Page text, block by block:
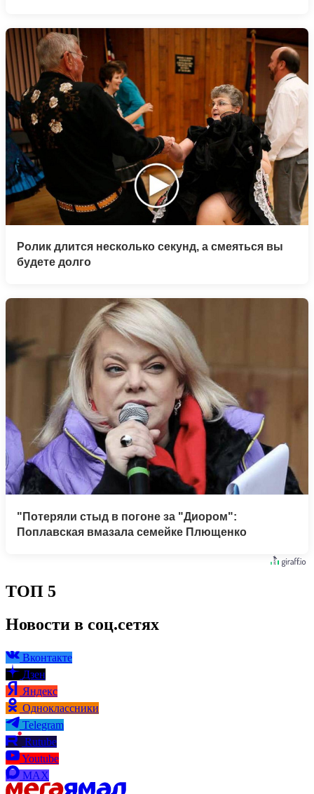
Ролик длится несколько секунд, а смеяться вы
будете долго
"Потеряли стыд в погоне за "Диором":
Поплавская вмазала семейке Плющенко
ТОП 5
Новости в соц.сетях
Вконтакте
Дзен
Яндекс
Одноклассники
Telegram
Rutube
Youtube
MAX